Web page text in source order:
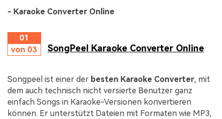
- Karaoke Converter Online
01
von 03
SongPeel Karaoke Converter Online
Songpeel ist einer der besten Karaoke Converter, mit
dem auch technisch nicht versierte Benutzer ganz
einfach Songs in Karaoke-Versionen konvertieren
können. Er unterstützt Dateien mit Formaten wie MP3,